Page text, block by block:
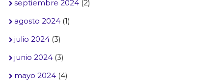
septiembre 2024(2)
agosto 2024(1)
julio 2024(3)
junio 2024(3)
mayo 2024(4)